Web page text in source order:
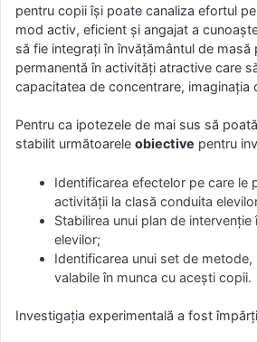
pentru copii își poate canaliza efortul
mod activ, eficient și angajat a
să fie integrați în învățământul de masă
permanentă în activități atractive care
capacitatea de concentrare, imaginația
Pentru ca ipotezele de mai sus să
stabilit următoarele obiective pentru
Identificarea efectelor pe care le
activității la clasă conduita
Stabilirea unui plan de
elevilor;
Identificarea unui set de
valabile în munca cu acești copii.
Investigația experimentală a fost